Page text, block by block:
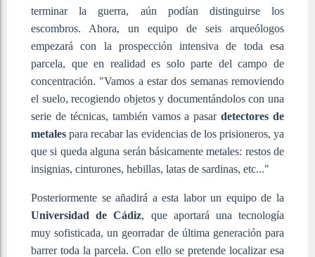
terminar la guerra, aún podían distinguirse los
escombros. Ahora, un equipo de seis arqueólogos
empezará con la prospección intensiva de toda esa
parcela, que en realidad es solo parte del campo de
concentración. "Vamos a estar dos semanas removiendo
el suelo, recogiendo objetos y documentándolos con una
serie de técnicas, también vamos a pasardetectores de
metales para recabar las evidencias de los prisioneros, ya
que si queda alguna serán básicamente metales: restos de
insignias, cinturones, hebillas, latas de sardinas, etc..."
Posteriormente se añadirá a esta labor un equipo de la
Universidad de Cádiz, que aportará una tecnología
muy sofisticada, un georradar de última generación para
barrer toda la parcela. Con ello se pretende localizar esa